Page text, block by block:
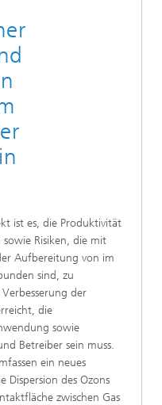
ist es, die Produktivität
Risiken, die mit
Aufbereitung von im
sind, zu
der
die
sowie
Betreiber sein muss.
ein neues
Dispersion des Ozons
zwischen Gas